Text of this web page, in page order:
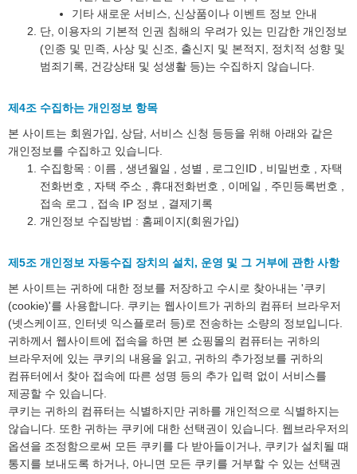
기타 새로운 서비스, 신상품이나 이벤트 정보 안내
단, 이용자의 기본적 인권 침해의 우려가 있는 민감한 개인정보
(인종 및 민족, 사상 및 신조, 출신지 및 본적지, 정치적 성향 및
범죄기록, 건강상태 및 성생활 등)는 수집하지 않습니다.
제4조 수집하는 개인정보 항목
본 사이트는 회원가입, 상담, 서비스 신청 등등을 위해 아래와 같은
개인정보를 수집하고 있습니다.
수집항목 : 이름 , 생년월일 , 성별 , 로그인ID , 비밀번호 , 자택
전화번호 , 자택 주소 , 휴대전화번호 , 이메일 , 주민등록번호 ,
접속 로그 , 접속 IP 정보 , 결제기록
개인정보 수집방법 : 홈페이지(회원가입)
제5조 개인정보 자동수집 장치의 설치, 운영 및 그 거부에 관한 사항
본 사이트는 귀하에 대한 정보를 저장하고 수시로 찾아내는 '쿠키
(cookie)'를 사용합니다. 쿠키는 웹사이트가 귀하의 컴퓨터 브라우저
(넷스케이프, 인터넷 익스플로러 등)로 전송하는 소량의 정보입니다.
귀하께서 웹사이트에 접속을 하면 본 쇼핑몰의 컴퓨터는 귀하의
브라우저에 있는 쿠키의 내용을 읽고, 귀하의 추가정보를 귀하의
컴퓨터에서 찾아 접속에 따른 성명 등의 추가 입력 없이 서비스를
제공할 수 있습니다.
쿠키는 귀하의 컴퓨터는 식별하지만 귀하를 개인적으로 식별하지는
않습니다. 또한 귀하는 쿠키에 대한 선택권이 있습니다. 웹브라우저의
옵션을 조정함으로써 모든 쿠키를 다 받아들이거나, 쿠키가 설치될 때
통지를 보내도록 하거나, 아니면 모든 쿠키를 거부할 수 있는 선택권